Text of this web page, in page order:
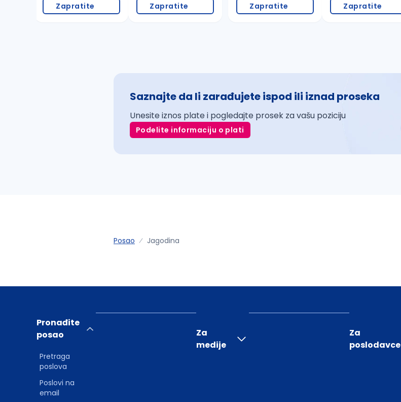
Zapratite Zapratite Zapratite Zapratite
Saznajte da li zarađujete ispod ili iznad proseka
Unesite iznos plate i pogledajte prosek za vašu poziciju
Podelite informaciju o plati
Posao Jagodina
Pronađite
posao
Pretraga
poslova
Poslovi na
email
Za
medije
Za
poslodavce